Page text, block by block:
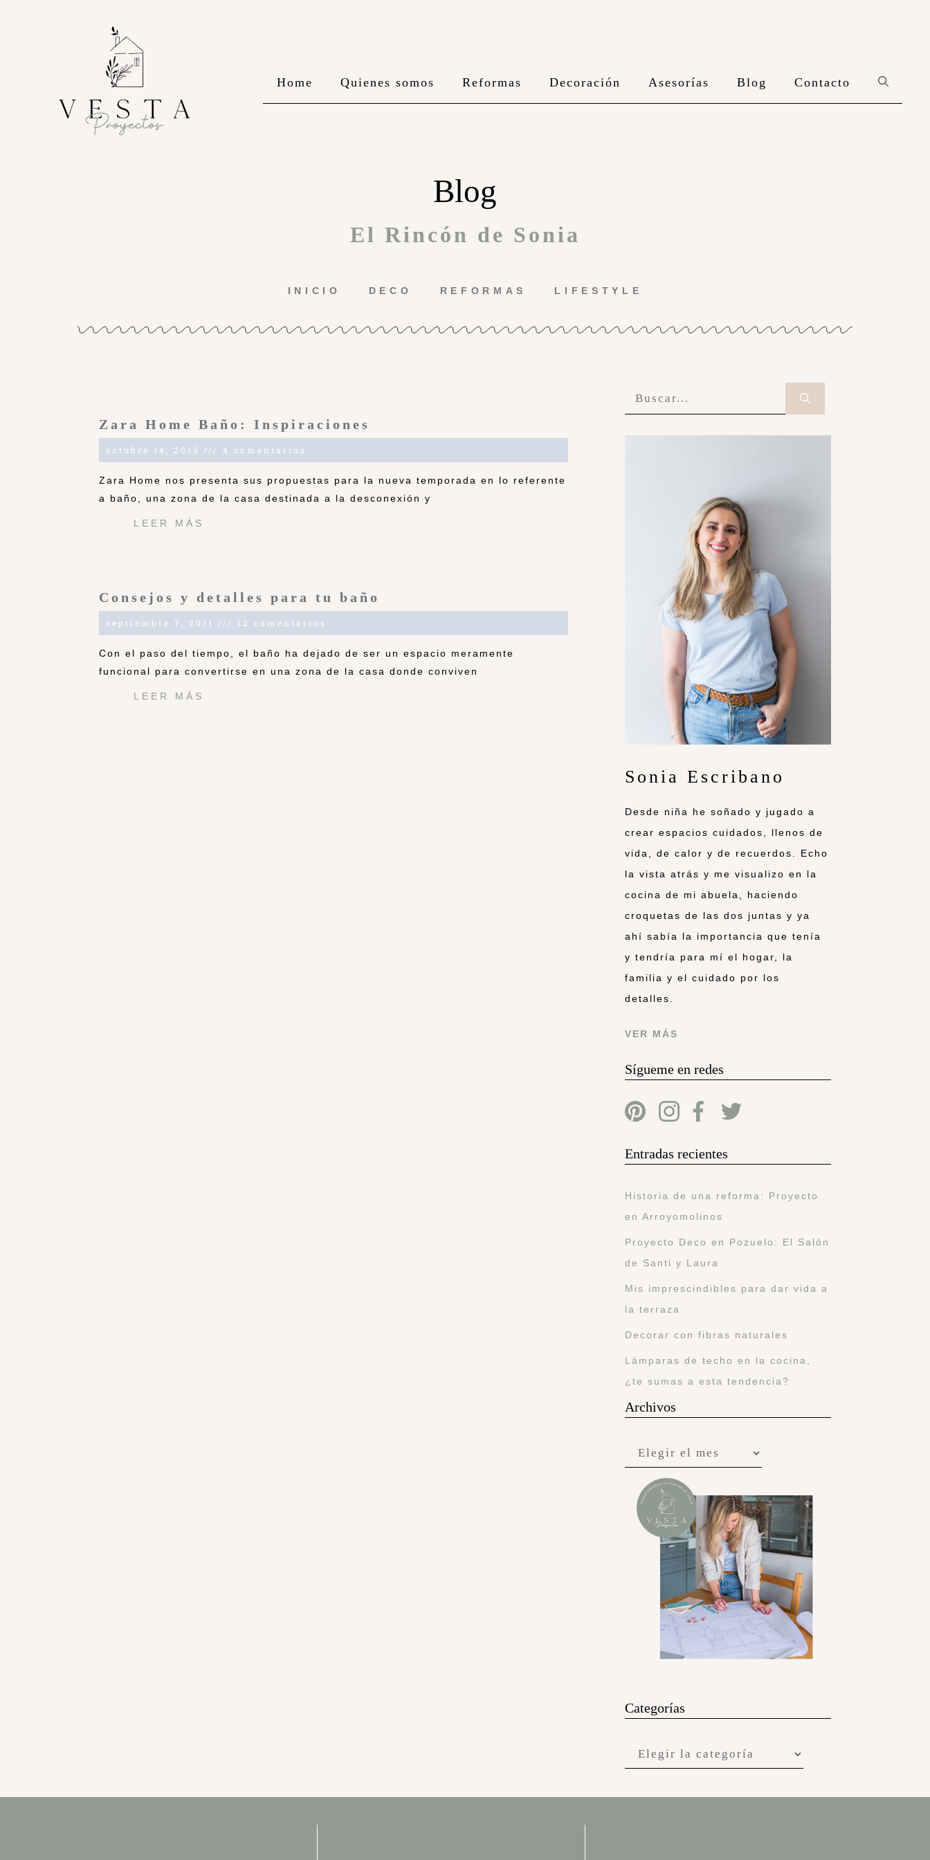
Home Quienes somos Reformas Decoración Asesorías Blog Contacto
Blog
El Rincón de Sonia
INICIO DECO REFORMAS LIFESTYLE
Zara Home Baño: Inspiraciones
octubre 14, 2013 4 comentarios
Zara Home nos presenta sus propuestas para la nueva temporada en lo referente
a baño, una zona de la casa destinada a la desconexión y
LEER MÁS
Consejos y detalles para tu baño
septiembre 7, 2011 12 comentarios
Con el paso del tiempo, el baño ha dejado de ser un espacio meramente
funcional para convertirse en una zona de la casa donde conviven
LEER MÁS
Sonia Escribano
Desde niña he soñado y jugado a
crear espacios cuidados, llenos de
vida, de calor y de recuerdos. Echo
la vista atrás y me visualizo en la
cocina de mi abuela, haciendo
croquetas de las dos juntas y ya
ahí sabía la importancia que tenía
y tendría para mí el hogar, la
familia y el cuidado por los
detalles.
VER MÁS
Sígueme en redes
Entradas recientes
Historia de una reforma: Proyecto
en Arroyomolinos
Proyecto Deco en Pozuelo: El Salón
de Santi y Laura
Mis imprescindibles para dar vida a
la terraza
Decorar con fibras naturales
Lámparas de techo en la cocina,
¿te sumas a esta tendencia?
Archivos
Categorías